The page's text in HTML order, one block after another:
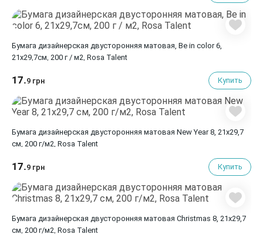
Бумага дизайнерская двусторонняя матовая, Be in color 6,
21х29,7см, 200 г / м2, Rosa Talent
17.9 грн Купить
Бумага дизайнерская двусторонняя матовая New Year 8, 21х29,7
см, 200 г/м2, Rosa Talent
17.9 грн Купить
Бумага дизайнерская двусторонняя матовая Christmas 8, 21х29,7
см, 200 г/м2, Rosa Talent